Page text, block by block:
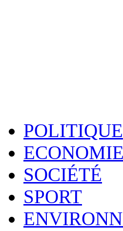
POLITIQUE
ECONOMIE
SOCIÉTÉ
SPORT